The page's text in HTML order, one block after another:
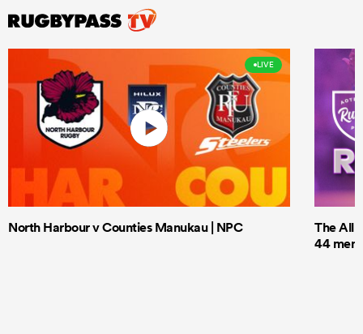
LIVE
North Harbour v Counties Manukau | NPC
The All
44 men